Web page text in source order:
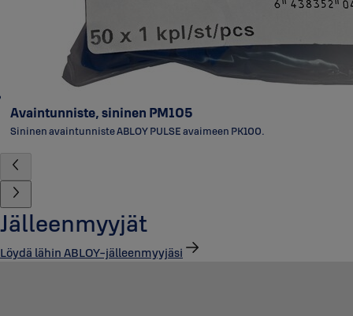
Avaintunniste, sininen PM105
Sininen avaintunniste ABLOY PULSE avaimeen PK100.
Jälleenmyyjät
Löydä lähin ABLOY-jälleenmyyjäsi